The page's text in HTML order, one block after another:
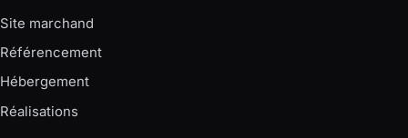
Site marchand
Référencement
Hébergement
Réalisations